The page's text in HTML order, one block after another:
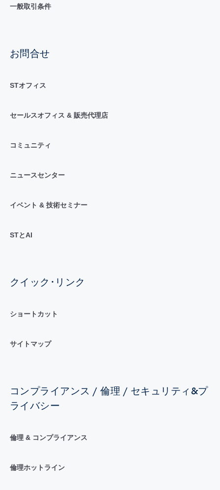
一般取引条件
お問合せ
STオフィス
セールスオフィス & 販売代理店
コミュニティ
ニュースセンター
イベント & 技術セミナー
STとAI
クイック･リンク
ショートカット
サイトマップ
コンプライアンス / 倫理 / セキュリティ&プ
ライバシー
倫理 & コンプライアンス
倫理ホットライン